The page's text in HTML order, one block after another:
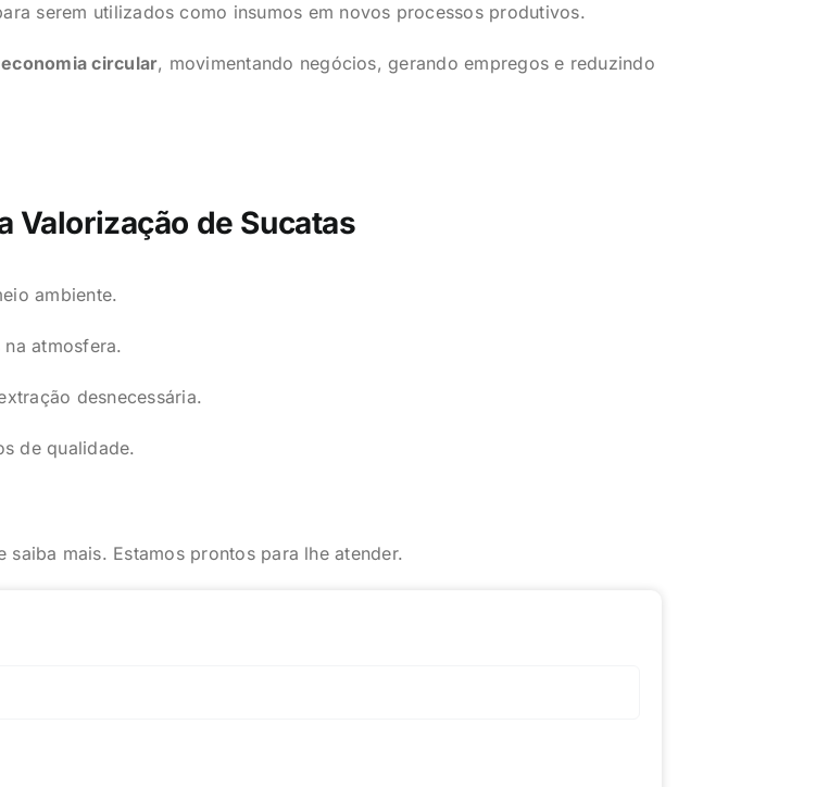
serem utilizados como insumos em novos processos produtivos.
circular, movimentando negócios, gerando empregos e reduzindo
Valorização de Sucatas
ambiente.
atmosfera.
desnecessária.
de qualidade.
saiba mais. Estamos prontos para lhe atender.